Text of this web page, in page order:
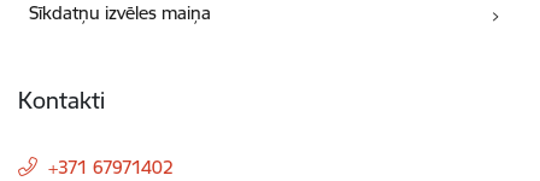
Sīkdatņu izvēles maiņa
Kontakti
+371 67971402